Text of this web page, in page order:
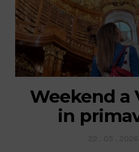
Weekend a
in